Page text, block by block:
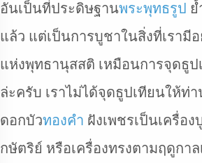
อันเป็นที่ประดิษฐานพระพุทธรูป ย้
แล้ว แต่เป็นการบูชาในสิ่งที่เรามี
แห่งพุทธานุสสติ เหมือนการจุดธู
ล่ะครับ เราไม่ได้จุดธูปเทียนให้ท่
ดอกบัวทองคำ ฝังเพชรเป็นเครื่อ
กษัตริย์ หรือเครื่องทรงตามฤดูกา